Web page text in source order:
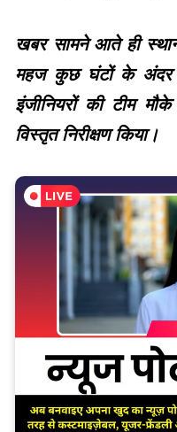
खबर सामने आते ही
महज कुछ घंटों के अंदर
इंजीनियरों की टीम
विस्तृत निरीक्षण किया।